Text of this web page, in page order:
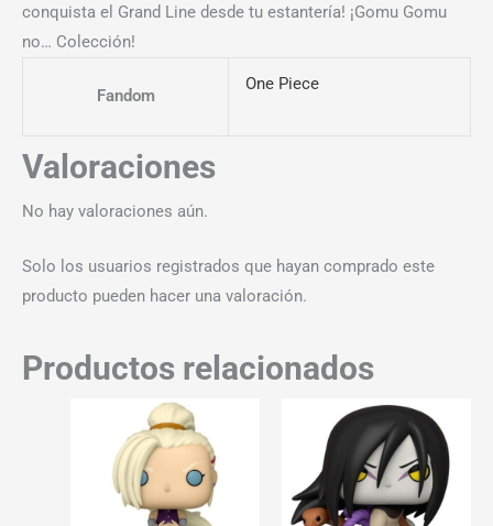
conquista el Grand Line desde tu estantería! ¡Gomu Gomu
no… Colección!
Fandom
One Piece
Valoraciones
No hay valoraciones aún.
Solo los usuarios registrados que hayan comprado este
producto pueden hacer una valoración.
Productos relacionados